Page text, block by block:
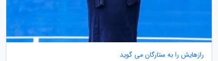
رازهایش را به ستارگان می گوید